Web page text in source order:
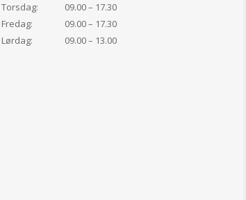
Torsdag:
09.00 – 17.30
Fredag:
09.00 – 17.30
Lørdag:
09.00 – 13.00